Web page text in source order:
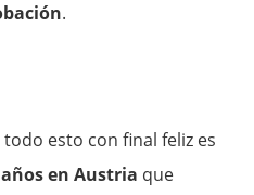
.
esto con final feliz es
en Austria que